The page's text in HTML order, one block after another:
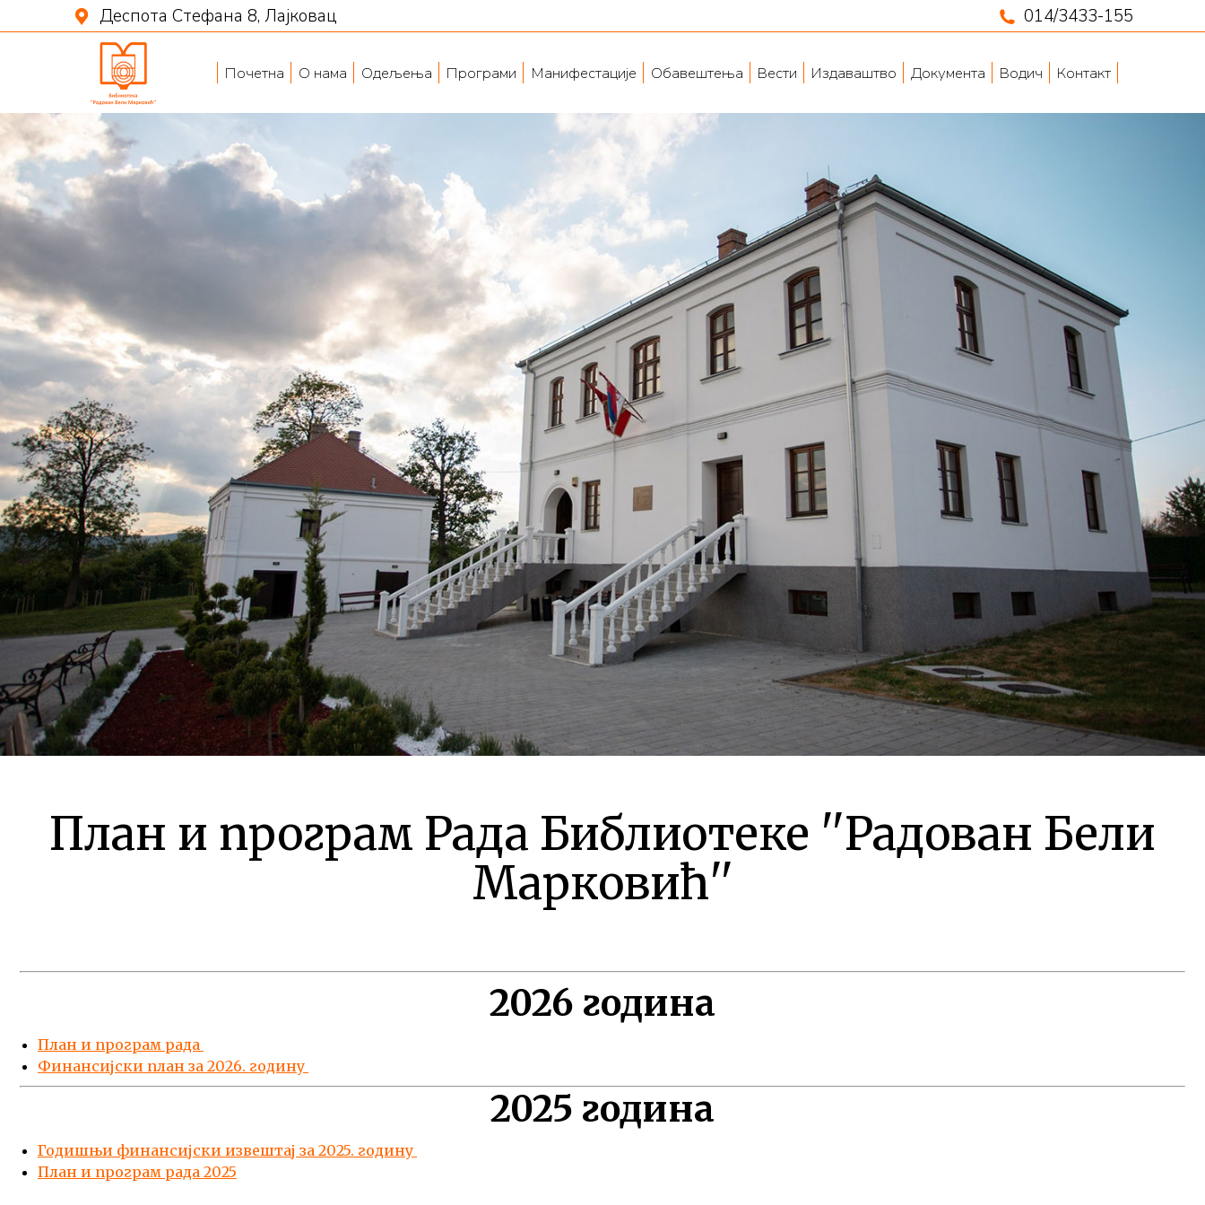
Деспота Стефана 8, Лајковац 014/3433-155
Почетна О нама Одељења Програми Манифестације Обавештења Вести Издаваштво Документа Водич Контакт
План и програм Рада Библиотеке ''Радован Бели
Марковић''
2026 година
План и програм рада
Финансијски план за 2026. годину
2025 година
Годишњи финансијски извештај за 2025. годину
План и програм рада 2025